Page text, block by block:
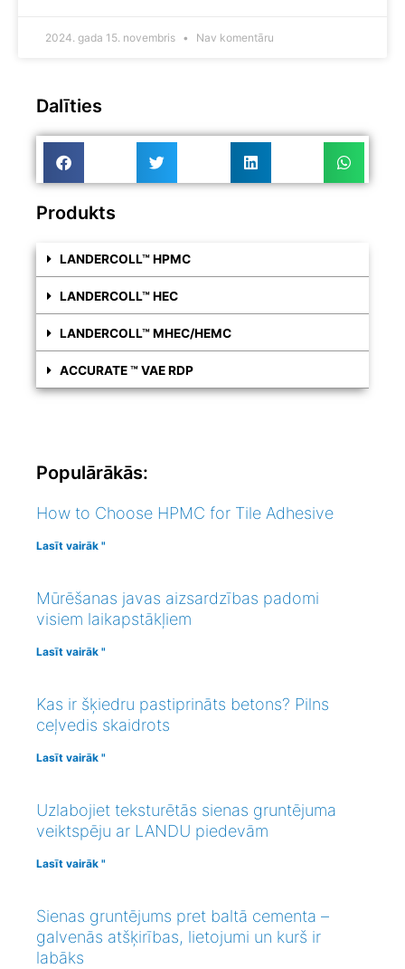
2024. gada 15. novembris Nav komentāru
Dalīties
Produkts
LANDERCOLL™ HPMC
LANDERCOLL™ HEC
LANDERCOLL™ MHEC/HEMC
ACCURATE ™ VAE RDP
Populārākās:
How to Choose HPMC for Tile Adhesive
Lasīt vairāk "
Mūrēšanas javas aizsardzības padomi
visiem laikapstākļiem
Lasīt vairāk "
Kas ir šķiedru pastiprināts betons? Pilns
ceļvedis skaidrots
Lasīt vairāk "
Uzlabojiet teksturētās sienas gruntējuma
veiktspēju ar LANDU piedevām
Lasīt vairāk "
Sienas gruntējums pret baltā cementa –
galvenās atšķirības, lietojumi un kurš ir
labāks